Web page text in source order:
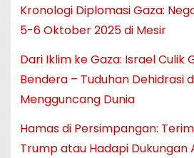
Kronologi Diplomasi Gaza:
5-6 Oktober 2025 di Mesir
Dari Iklim ke Gaza: Israel Culik
Bendera – Tuduhan Dehidrasi
Mengguncang Dunia
Hamas di Persimpangan:
Trump atau Hadapi Dukungan